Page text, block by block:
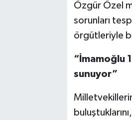
Özgür Özel
sorunları
örgütleriyle
“İmamoğlu
sunuyor”